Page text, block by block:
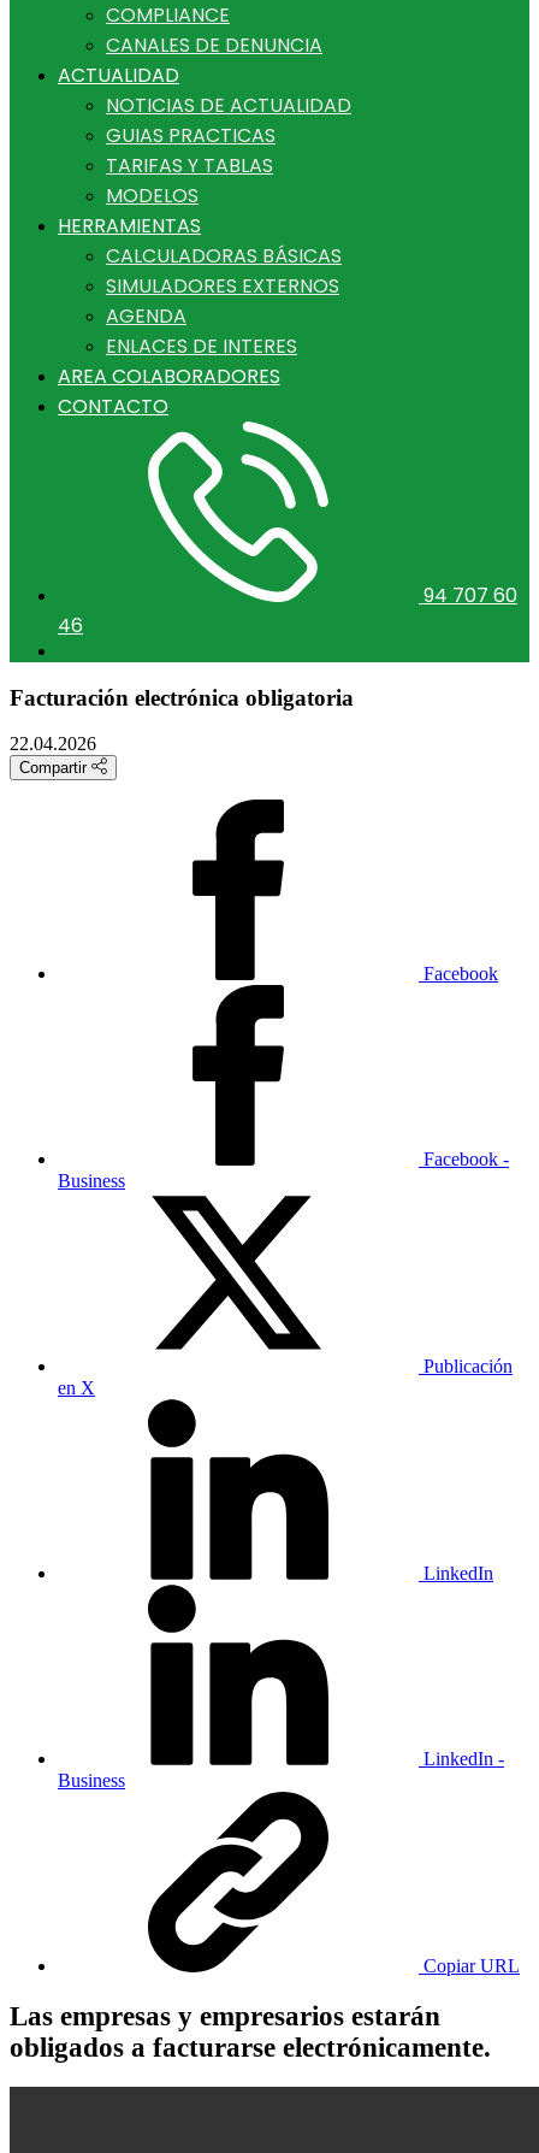
COMPLIANCE
CANALES DE DENUNCIA
ACTUALIDAD
NOTICIAS DE ACTUALIDAD
GUIAS PRACTICAS
TARIFAS Y TABLAS
MODELOS
HERRAMIENTAS
CALCULADORAS BÁSICAS
SIMULADORES EXTERNOS
AGENDA
ENLACES DE INTERES
AREA COLABORADORES
CONTACTO
94 707 60
46
Facturación electrónica obligatoria
22.04.2026
Compartir
Facebook
Facebook -
Business
Publicación
en X
LinkedIn
LinkedIn -
Business
Copiar URL
Las empresas y empresarios estarán
obligados a facturarse electrónicamente.